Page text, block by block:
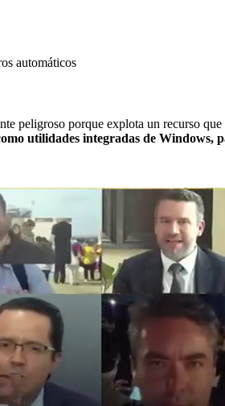
automáticos
peligroso porque explota un recurso
utilidades integradas de Windows,